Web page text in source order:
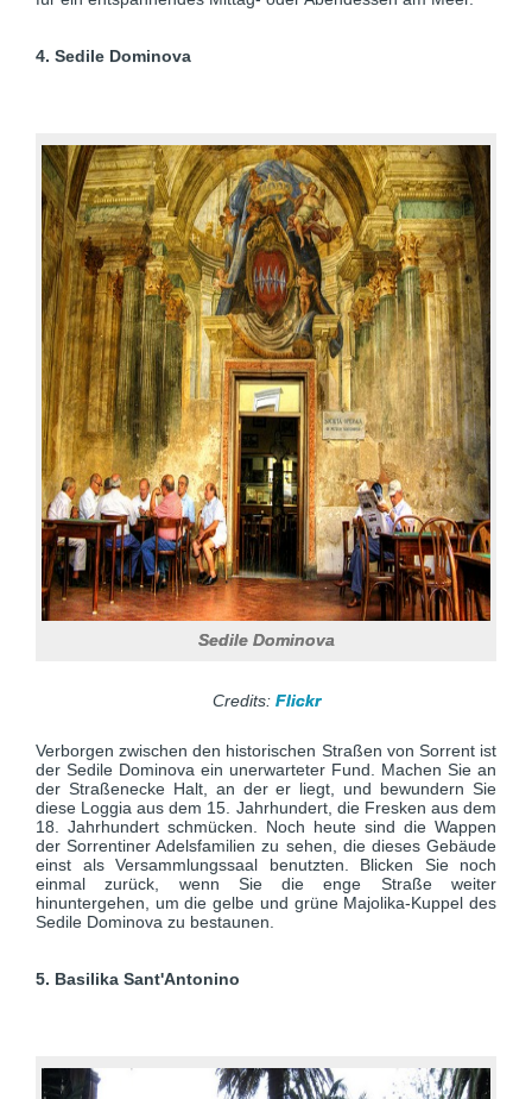
4. Sedile Dominova
Sedile Dominova
Credits: Flickr
Verborgen zwischen den historischen Straßen von Sorrent ist
der Sedile Dominova ein unerwarteter Fund. Machen Sie an
der Straßenecke Halt, an der er liegt, und bewundern Sie
diese Loggia aus dem 15. Jahrhundert, die Fresken aus dem
18. Jahrhundert schmücken. Noch heute sind die Wappen
der Sorrentiner Adelsfamilien zu sehen, die dieses Gebäude
einst als Versammlungssaal benutzten. Blicken Sie noch
einmal zurück, wenn Sie die enge Straße weiter
hinuntergehen, um die gelbe und grüne Majolika-Kuppel des
Sedile Dominova zu bestaunen.
5. Basilika Sant'Antonino